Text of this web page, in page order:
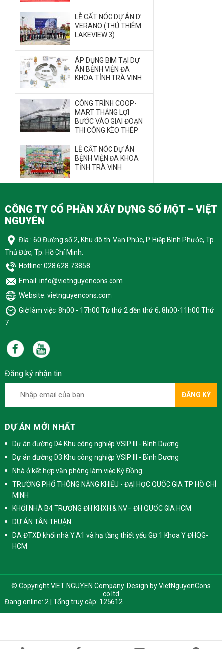
LỄ CẤT NÓC DỰ ÁN D’
VERANO (THỦ THIÊM
LAKEVIEW 3)
ÁP DỤNG BIM TẠI DỰ
ÁN BỆNH VIỆN ĐA
KHOA TỈNH TRÀ VINH
CÔNG TRÌNH COOP-
MART THẮNG LỢI
BƯỚC VÀO GIAI ĐOẠN
THI CÔNG KÈO THÉP
LỄ CẤT NÓC DỰ ÁN
BỆNH VIỆN ĐA KHOA
TỈNH TRÀ VINH
CÔNG TY CỔ PHẦN XÂY DỰNG SỐ MỘT – VIỆT
NGUYÊN
Địa : 60 Đường số 2, Khu đô thị Vạn Phúc, P. Hiệp Bình Phước, Tp.
Thủ Đức, Tp. Hồ Chí Minh.
Hotline: 028 628 73858
Email: info@vietnguyencons.com
Website: vietnguyencons.com
Giờ làm việc: 8h00 - 17h00 Từ thứ 2 đền thứ 6; 8h00-11h00 Thứ
7
Đăng ký nhận tin
ĐĂNG KÝ
DỰ ÁN MỚI NHẤT
Dự án đường D4 Khu công nghiệp VSIP III - Bình Dương
Dự án đường D3 Khu công nghiệp VSIP III - Bình Dương
Nhà ở kết hợp văn phòng làm việc Kỳ Đồng
TRƯỜNG PHỔ THÔNG NĂNG KHIẾU - ĐẠI HỌC QUỐC GIA TP HỒ CHÍ
MINH
KHỐI NHÀ B4 TRƯỜNG ĐH KHXH & NV– ĐH QUỐC GIA HCM
DỰ ÁN TÂN THUẬN
DA ĐTXD khối nhà Y.A1 và hạ tầng thiết yếu GĐ 1 Khoa Y ĐHQG-
HCM
© Copyright VIET NGUYEN Company. Design byVietNguyenCons
co.ltd
Đang online: 2 | Tổng truy cập: 125612